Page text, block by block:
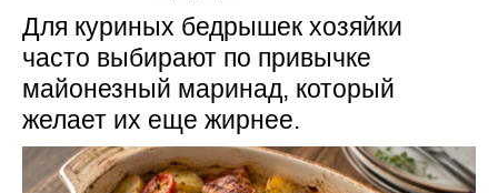
Для куриных бедрышек хозяйки
часто выбирают по привычке
майонезный маринад, который
желает их еще жирнее.